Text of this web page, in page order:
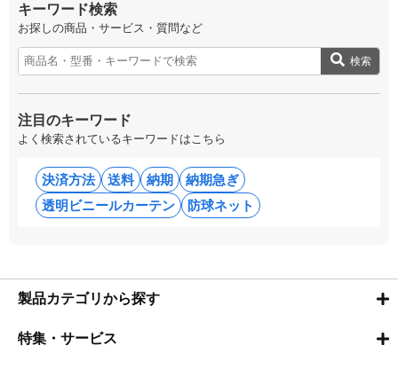
キーワード検索
お探しの商品・サービス・質問など
検索
注目のキーワード
よく検索されているキーワードはこちら
決済方法 送料 納期
納期急ぎ
透明ビニールカーテン
防球ネット
製品カテゴリから探す
特集・サービス